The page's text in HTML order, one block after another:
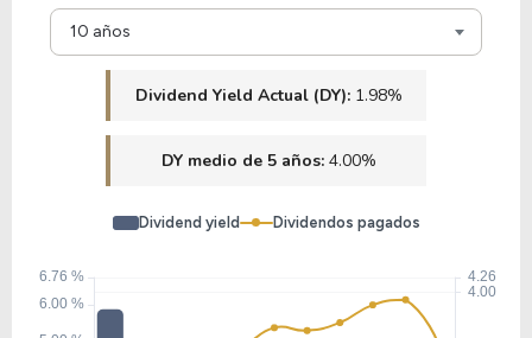
PHG
3.88%
INMD
10 años
Dividend Yield Actual (DY): 1.98%
DY medio de 5 años: 4.00%
Dividend yield Dividendos pagados